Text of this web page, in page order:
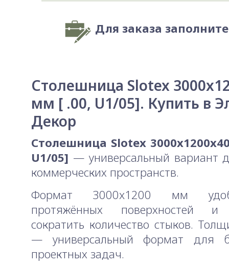
Для заказа
Столешница Slotex
мм [ .00, U1/05]. Купить в
Декор
Столешница Slotex
U1/05] — универсальный вариант
коммерческих пространств.
Формат 3000x1200 мм
протяжённых поверхностей и
сократить количество стыков.
— универсальный формат для
проектных задач.